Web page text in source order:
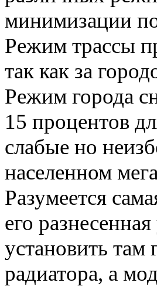
минимизации
Режим трассы
так как за
Режим города
15 процентов
слабые но
населенном
Разумеется
его
установить там
радиатора, а